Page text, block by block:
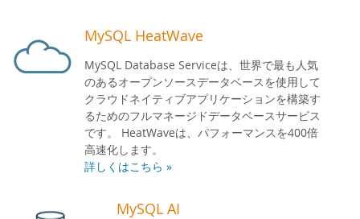
MySQL HeatWave
MySQL Database Serviceは、世界で最も人気
のあるオープンソースデータベースを使用して
クラウドネイティブアプリケーションを構築す
るためのフルマネージドデータベースサービス
です。 HeatWaveは、パフォーマンスを400倍
高速化します。
詳しくはこちら »
MySQL AI